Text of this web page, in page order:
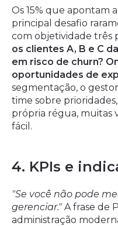
Os 15% que apontam
principal desafio
com objetividade três
os clientes A, B e C
em risco de churn?
oportunidades de
segmentação, o
time sobre
própria régua, muitas
fácil.
4. KPIs e
"Se você não pode
gerenciar."A frase de
administração